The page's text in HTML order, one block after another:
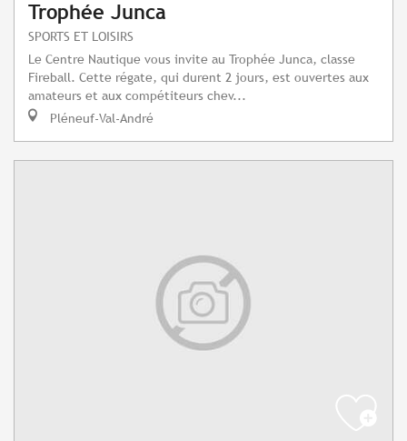
Trophée Junca
SPORTS ET LOISIRS
Le Centre Nautique vous invite au Trophée Junca, classe
Fireball. Cette régate, qui durent 2 jours, est ouvertes aux
amateurs et aux compétiteurs chev...
Pléneuf-Val-André